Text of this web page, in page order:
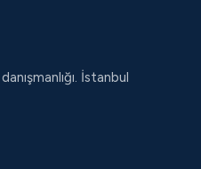
İstanbul